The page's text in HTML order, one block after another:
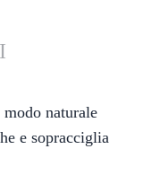
naturale
e sopracciglia